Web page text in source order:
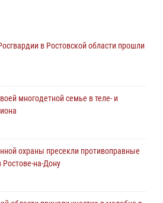
в Ростовской области прошли
вневедомственной охраны задержал
охраны пресекли противоправные
мастерства взрывотехников прошел в
в Ростовской области прошли
многодетной семье в теле- и
охраны пресекли противоправные
Ростове-на-Дону